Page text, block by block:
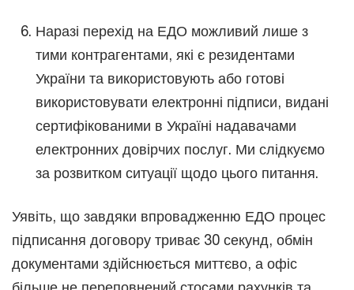
Наразі перехід на ЕДО можливий лише з
тими контрагентами, які є резидентами
України та використовують або готові
використовувати електронні підписи, видані
сертифікованими в Україні надавачами
електронних довірчих послуг. Ми слідкуємо
за розвитком ситуації щодо цього питання.
Уявіть, що завдяки впровадженню ЕДО процес
підписання договору триває 30 секунд, обмін
документами здійснюється миттєво, а офіс